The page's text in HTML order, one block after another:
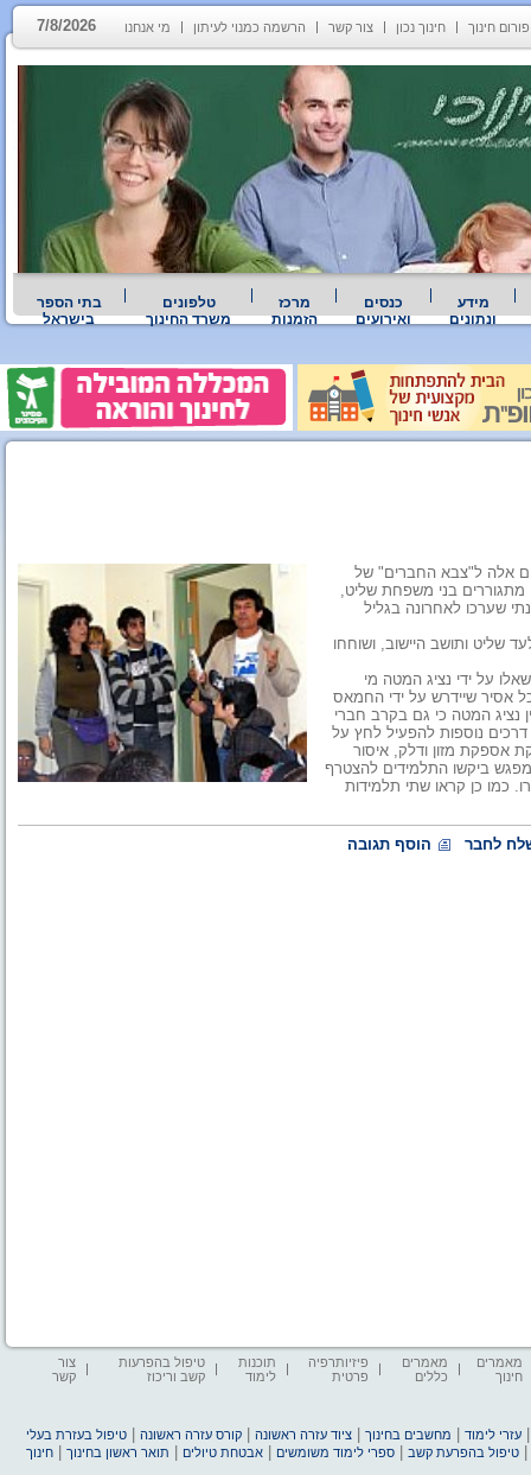
פורום חינוך חינוך נכון צור קשר הרשמה כמנוי לעיתון מי אנחנו 7/8/2026
מידע
ונתונים
כנסים
ואירועים
מרכז
הזמנות
טלפונים
משרד החינוך
בתי הספר
בישראל
אלה ל"צבא החברים" של
מתגוררים בני משפחת שליט,
שערכו לאחרונה בגליל
שליט ותושב היישוב, ושוחחו
על ידי נציג המטה מי
אסיר שיידרש על ידי החמאס
נציג המטה כי גם בקרב חברי
דרכים נוספות להפעיל לחץ על
אספקת מזון ודלק, איסור
ביקשו התלמידים להצטרף
כמו כן קראו שתי תלמידות
לחבר הוסף תגובה
מאמרים
חינוך
מאמרים
כללים
פיזיותרפיה
פרטית
תוכנות
לימוד
טיפול בהפרעות
קשב וריכוז
צור
קשר
עזרי לימוד מחשבים בחינוך |ציוד עזרה ראשונה |קורס עזרה ראשונה |טיפול בעזרת בעלי
|טיפול בהפרעת קשב |ספרי לימוד משומשים |אבטחת טיולים תואר ראשון בחינוך |חינוך